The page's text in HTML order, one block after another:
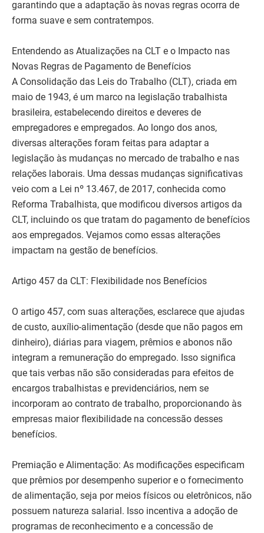
garantindo que a adaptação às novas regras ocorra de
forma suave e sem contratempos.
Entendendo as Atualizações na CLT e o Impacto nas
Novas Regras de Pagamento de Benefícios
A Consolidação das Leis do Trabalho (CLT), criada em
maio de 1943, é um marco na legislação trabalhista
brasileira, estabelecendo direitos e deveres de
empregadores e empregados. Ao longo dos anos,
diversas alterações foram feitas para adaptar a
legislação às mudanças no mercado de trabalho e nas
relações laborais. Uma dessas mudanças significativas
veio com a Lei nº 13.467, de 2017, conhecida como
Reforma Trabalhista, que modificou diversos artigos da
CLT, incluindo os que tratam do pagamento de benefícios
aos empregados. Vejamos como essas alterações
impactam na gestão de benefícios.
Artigo 457 da CLT: Flexibilidade nos Benefícios
O artigo 457, com suas alterações, esclarece que ajudas
de custo, auxílio-alimentação (desde que não pagos em
dinheiro), diárias para viagem, prêmios e abonos não
integram a remuneração do empregado. Isso significa
que tais verbas não são consideradas para efeitos de
encargos trabalhistas e previdenciários, nem se
incorporam ao contrato de trabalho, proporcionando às
empresas maior flexibilidade na concessão desses
benefícios.
Premiação e Alimentação: As modificações especificam
que prêmios por desempenho superior e o fornecimento
de alimentação, seja por meios físicos ou eletrônicos, não
possuem natureza salarial. Isso incentiva a adoção de
programas de reconhecimento e a concessão de